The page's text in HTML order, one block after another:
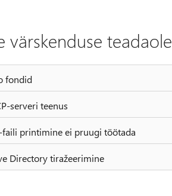
värskenduse
fondid
serveri teenus
faili printimine ei pruugi töötada
Directory tiražeerimine